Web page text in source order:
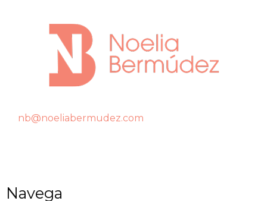
nb@noeliabermudez.com
Navega